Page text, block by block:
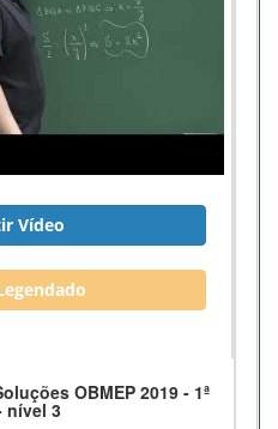
Vídeo
OBMEP 2019 - 1ª
nível 3